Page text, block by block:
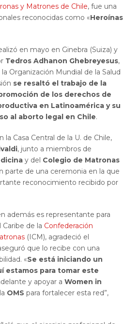
y Matrones de Chile, fue una
reconocidas como «Heroínas
en mayo en Ginebra (Suiza) y
Tedros Adhanon Ghebreyesus,
Organización Mundial de la Salud
se resaltó el trabajo de la
de los derechos de
en Latinoamérica y su
al aborto legal en Chile.
la Casa Central de la U. de Chile,
, junto a miembros de
y del Colegio de Matronas
parte de una ceremonia en la que
reconocimiento recibido por
además es representante para
de la Confederación
(ICM), agradeció el
que lo recibe con una
«Se está iniciando un
estamos para tomar este
y apoyar a Women in
OMS para fortalecer esta red”,